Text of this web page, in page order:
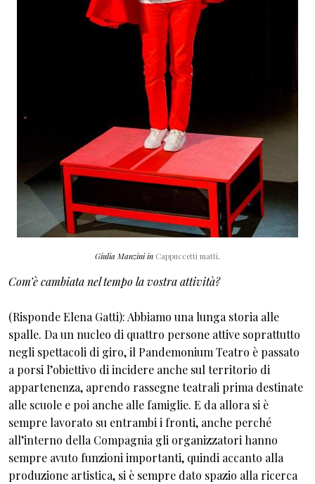
Giulia Manzini in Cappuccetti matti.
Com’è cambiata nel tempo la vostra attività?
(Risponde Elena Gatti): Abbiamo una lunga storia alle
spalle. Da un nucleo di quattro persone attive soprattutto
negli spettacoli di giro, il Pandemonium Teatro è passato
a porsi l’obiettivo di incidere anche sul territorio di
appartenenza, aprendo rassegne teatrali prima destinate
alle scuole e poi anche alle famiglie. E da allora si è
sempre lavorato su entrambi i fronti, anche perché
all’interno della Compagnia gli organizzatori hanno
sempre avuto funzioni importanti, quindi accanto alla
produzione artistica, si è sempre dato spazio alla ricerca